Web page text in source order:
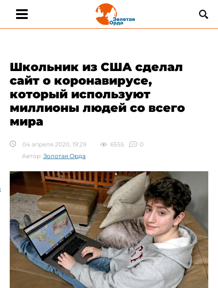
Школьник из США сделал
сайт о коронавирусе,
который используют
миллионы людей со всего
мира​
04 апреля 2020, 19:29 6555
0
Автор: Золотая Орда